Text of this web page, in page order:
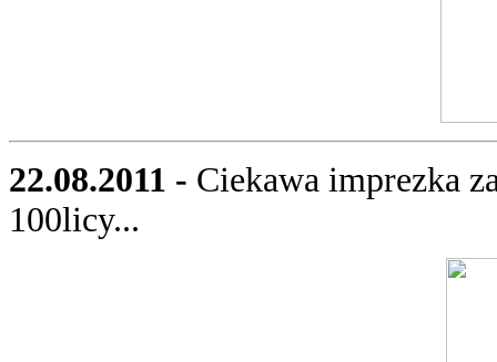
22.08.2011 - Ciekawa imprezka
100licy...